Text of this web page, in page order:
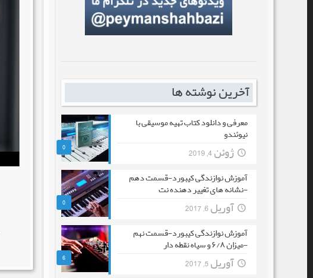
آخرین نوشته ها
0
معرفی و دانلود کتاب تهیه موسیقی با
نیوئندو
ژوئن 4, 2019
0
آموزش نوازندگی کیبورد-قسمت دهم
-نشانه های تغییر دهنده نت
آوریل 6, 2017
6
آموزش نوازندگی کیبورد-قسمت نهم
-میزان ۶/۸ و سیاه نقطه دار
آوریل 5, 2017